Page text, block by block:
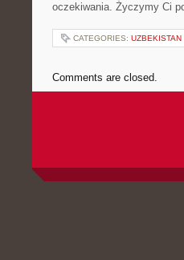
oczekiwania. Życzymy⁣ Ci‌
CATEGORIES: UZBEKISTAN
Comments are closed.